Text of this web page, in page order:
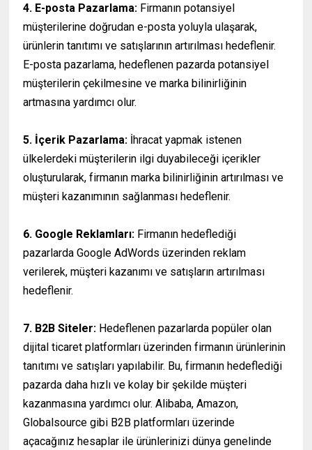
4. E-posta Pazarlama: Firmanın potansiyel
müşterilerine doğrudan e-posta yoluyla ulaşarak,
ürünlerin tanıtımı ve satışlarının artırılması hedeflenir.
E-posta pazarlama, hedeflenen pazarda potansiyel
müşterilerin çekilmesine ve marka bilinirliğinin
artmasına yardımcı olur.
5. İçerik Pazarlama: İhracat yapmak istenen
ülkelerdeki müşterilerin ilgi duyabileceği içerikler
oluşturularak, firmanın marka bilinirliğinin artırılması ve
müşteri kazanımının sağlanması hedeflenir.
6. Google Reklamları: Firmanın hedeflediği
pazarlarda Google AdWords üzerinden reklam
verilerek, müşteri kazanımı ve satışların artırılması
hedeflenir.
7. B2B Siteler: Hedeflenen pazarlarda popüler olan
dijital ticaret platformları üzerinden firmanın ürünlerinin
tanıtımı ve satışları yapılabilir. Bu, firmanın hedeflediği
pazarda daha hızlı ve kolay bir şekilde müşteri
kazanmasına yardımcı olur. Alibaba, Amazon,
Globalsource gibi B2B platformları üzerinde
açacağınız hesaplar ile ürünlerinizi dünya genelinde